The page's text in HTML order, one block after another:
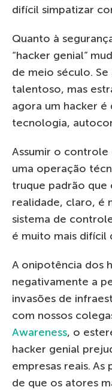
difícil simpatizar
Quanto à
“hacker genial”
de meio século.
talentoso, mas
agora um hacker
tecnologia,
Assumir o
uma operação
truque padrão
realidade, claro, é
sistema de
é muito mais difícil
A onipotência dos
negativamente a
invasões de
com nossos
Awareness, o
hacker genial
empresas reais.
de que os atores